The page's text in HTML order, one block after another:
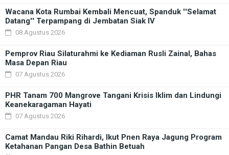
Wacana Kota Rumbai Kembali Mencuat, Spanduk ''Selamat
Datang'' Terpampang di Jembatan Siak IV
08 Agustus 2026
Pemprov Riau Silaturahmi ke Kediaman Rusli Zainal, Bahas
Masa Depan Riau
07 Agustus 2026
PHR Tanam 700 Mangrove Tangani Krisis Iklim dan Lindungi
Keanekaragaman Hayati
07 Agustus 2026
Camat Mandau Riki Rihardi, Ikut Pnen Raya Jagung Program
Ketahanan Pangan Desa Bathin Betuah